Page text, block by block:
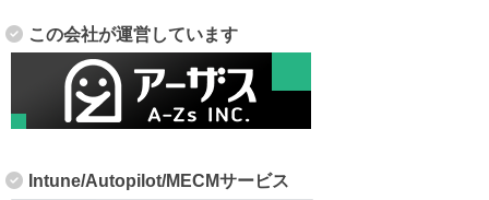
この会社が運営しています
Intune/Autopilot/MECMサービス